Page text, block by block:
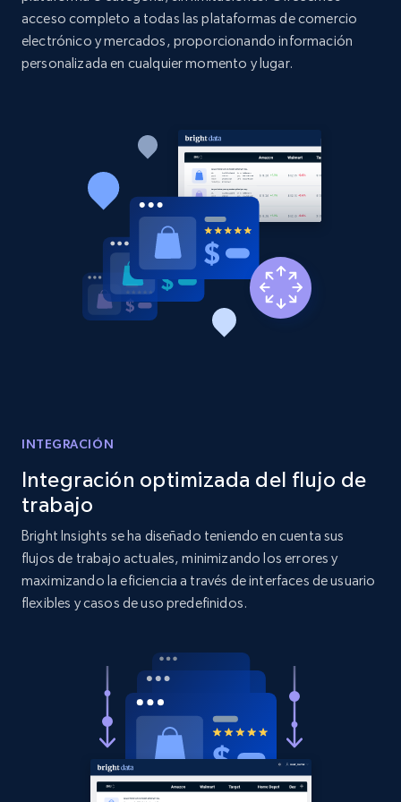
more.
2.1K+ 375+ Comenzar ahora
Amazon products global dataset - Collect
Amazon products by seller URL
Title, Seller name, Brand, Description, Initial
price, Currency, Availability, Reviews count, and
2.1K+ 375+ Comenzar ahora
price, Currency, Availability, Reviews count, and
2.1K+
Etsy
Reviews count shop, Reviews count item, Initial
price, and more.
1.9K+ 323+ Comenzar ahora
acceso completo a todas las plataformas de comercio
electrónico y mercados, proporcionando información
personalizada en cualquier momento y lugar.
INTEGRACIÓN
Integración optimizada del flujo de
trabajo
Bright Insights se ha diseñado teniendo en cuenta sus
flujos de trabajo actuales, minimizando los errores y
maximizando la eficiencia a través de interfaces de usuario
flexibles y casos de uso predefinidos.